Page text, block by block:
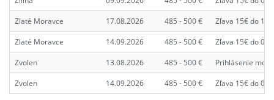
Zlaté Moravce
17.08.2026 485 - 500 €
Zľava 15€ do
Zlaté Moravce
14.09.2026 485 - 500 €
Zľava 15€ do
Zvolen
13.08.2026 485 - 500 €
Prihlásenie
Zvolen
14.09.2026 485 - 500 € Zľava 15€ do